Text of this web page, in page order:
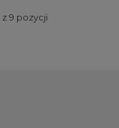
z 9 pozycji